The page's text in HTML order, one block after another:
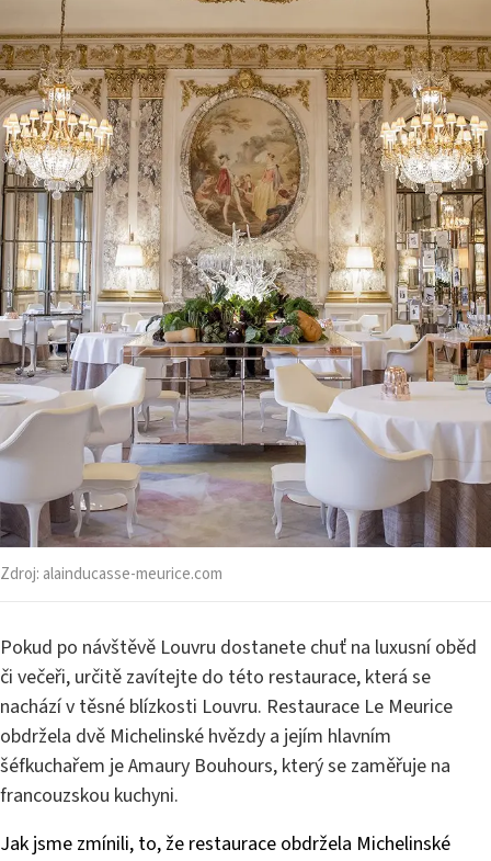
Zdroj: alainducasse-meurice.com
Pokud po návštěvě Louvru dostanete chuť na luxusní oběd
či večeři, určitě zavítejte do této restaurace, která se
nachází v těsné blízkosti Louvru. Restaurace Le Meurice
obdržela dvě Michelinské hvězdy a jejím hlavním
šéfkuchařem je Amaury Bouhours, který se zaměřuje na
francouzskou kuchyni.
Jak jsme zmínili, to, že restaurace obdržela Michelinské